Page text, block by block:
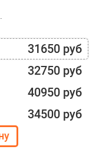
31650 руб
32750 руб
40950 руб
34500 руб